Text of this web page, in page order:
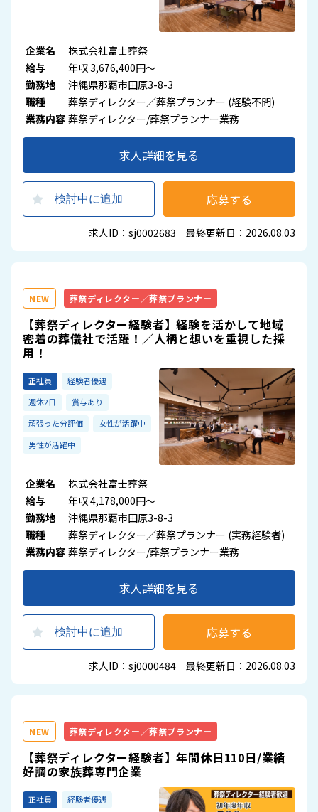
企業名
株式会社富士葬祭
給与
年収 3,676,400円～
勤務地
沖縄県那覇市田原3-8-3
職種
葬祭ディレクター／葬祭プランナー (経験不問)
業務内容 葬祭ディレクター/葬祭プランナー業務
求人詳細を見る
検討中に追加 応募する
求人ID：sj0002683 最終更新日：2026.08.03
NEW 葬祭ディレクター／葬祭プランナー
【葬祭ディレクター経験者】経験を活かして地域
密着の葬儀社で活躍！／人柄と想いを重視した採
用！
正社員
経験者優遇
週休2日
賞与あり
頑張った分評価
女性が活躍中
男性が活躍中
企業名
株式会社富士葬祭
給与
年収 4,178,000円～
勤務地
沖縄県那覇市田原3-8-3
職種
葬祭ディレクター／葬祭プランナー (実務経験者)
業務内容 葬祭ディレクター/葬祭プランナー業務
求人詳細を見る
検討中に追加 応募する
求人ID：sj0000484 最終更新日：2026.08.03
NEW 葬祭ディレクター／葬祭プランナー
【葬祭ディレクター経験者】年間休日110日/業績
好調の家族葬専門企業
正社員
経験者優遇